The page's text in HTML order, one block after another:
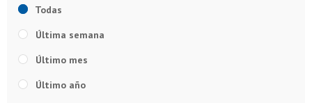
Todas
Última semana
Último mes
Último año